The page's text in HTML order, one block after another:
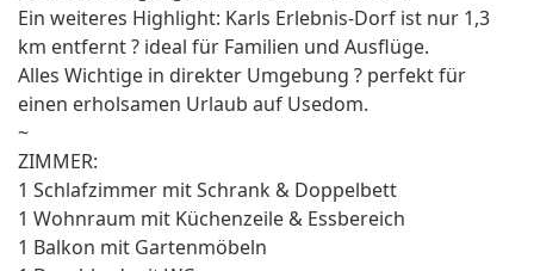
Ein weiteres Highlight: Karls Erlebnis-Dorf ist nur 1,3
km entfernt ? ideal für Familien und Ausflüge.
Alles Wichtige in direkter Umgebung ? perfekt für
einen erholsamen Urlaub auf Usedom.
~
ZIMMER:
1 Schlafzimmer mit Schrank & Doppelbett
1 Wohnraum mit Küchenzeile & Essbereich
1 Balkon mit Gartenmöbeln